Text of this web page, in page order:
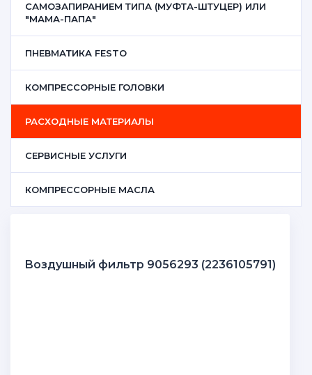
САМОЗАПИРАНИЕМ ТИПА (МУФТА-ШТУЦЕР) ИЛИ
"МАМА-ПАПА"
ПНЕВМАТИКА FESTO
КОМПРЕССОРНЫЕ ГОЛОВКИ
РАСХОДНЫЕ МАТЕРИАЛЫ
СЕРВИСНЫЕ УСЛУГИ
КОМПРЕССОРНЫЕ МАСЛА
Воздушный фильтр 9056293 (2236105791)